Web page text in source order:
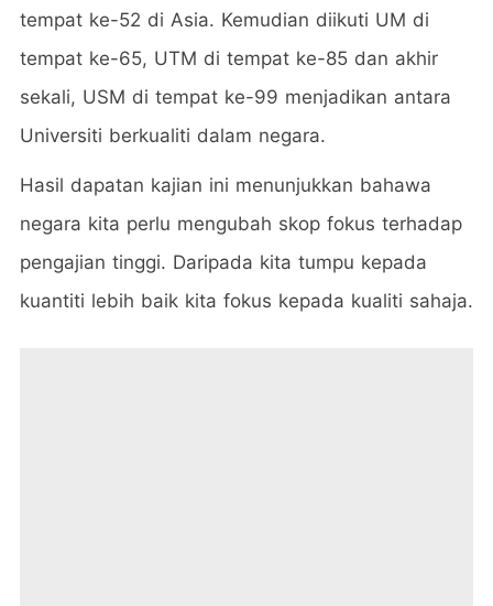
tempat ke-52 di Asia. Kemudian diikuti UM di
tempat ke-65, UTM di tempat ke-85 dan akhir
sekali, USM di tempat ke-99 menjadikan antara
Universiti berkualiti dalam negara.
Hasil dapatan kajian ini menunjukkan bahawa
negara kita perlu mengubah skop fokus terhadap
pengajian tinggi. Daripada kita tumpu kepada
kuantiti lebih baik kita fokus kepada kualiti sahaja.